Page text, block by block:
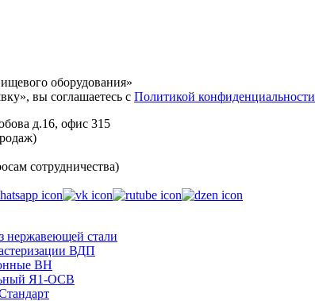
оборудования»
вы соглашаетесь с Политикой конфиденциальности
д.16, офис 315
сотрудничества)
нержавеющей стали
ВДП
ВН
Я1-ОСВ